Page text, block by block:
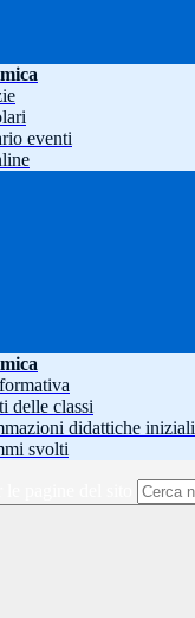
eventi
delle classi
didattiche iniziali
svolti